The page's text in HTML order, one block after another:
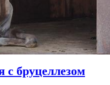
бруцеллезом